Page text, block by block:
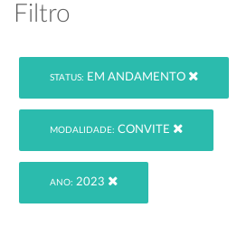
Filtro
STATUS: EM ANDAMENTO
MODALIDADE: CONVITE
ANO: 2023